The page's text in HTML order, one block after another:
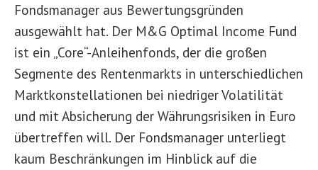
Fondsmanager aus Bewertungsgründen
ausgewählt hat. Der M&G Optimal Income Fund
ist ein „Core“-Anleihenfonds, der die großen
Segmente des Rentenmarkts in unterschiedlichen
Marktkonstellationen bei niedriger Volatilität
und mit Absicherung der Währungsrisiken in Euro
übertreffen will. Der Fondsmanager unterliegt
kaum Beschränkungen im Hinblick auf die